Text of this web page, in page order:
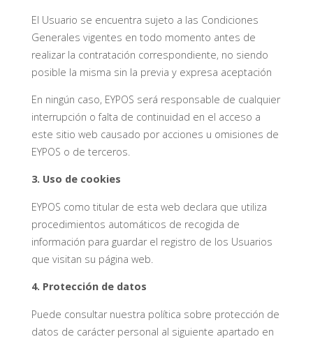
El Usuario se encuentra sujeto a las Condiciones
Generales vigentes en todo momento antes de
realizar la contratación correspondiente, no siendo
posible la misma sin la previa y expresa aceptación
En ningún caso, EYPOS será responsable de cualquier
interrupción o falta de continuidad en el acceso a
este sitio web causado por acciones u omisiones de
EYPOS o de terceros.
3. Uso de cookies
EYPOS como titular de esta web declara que utiliza
procedimientos automáticos de recogida de
información para guardar el registro de los Usuarios
que visitan su página web.
4. Protección de datos
Puede consultar nuestra política sobre protección de
datos de carácter personal al siguiente apartado en